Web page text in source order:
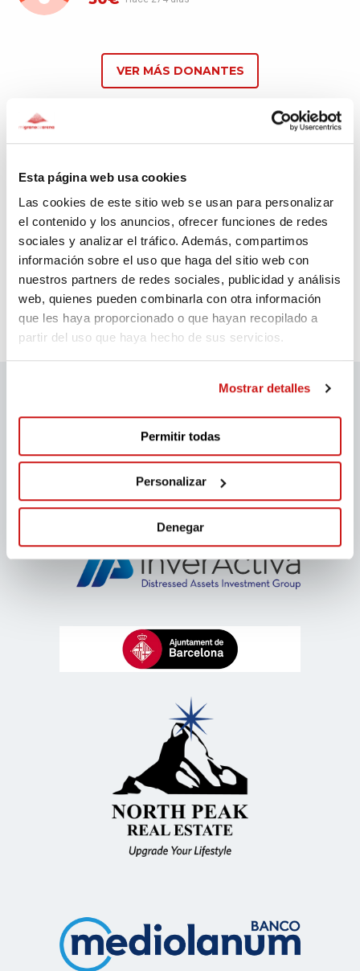
Esta página web usa cookies
Las cookies de este sitio web se usan para personalizar
el contenido y los anuncios, ofrecer funciones de redes
sociales y analizar el tráfico. Además, compartimos
información sobre el uso que haga del sitio web con
nuestros partners de redes sociales, publicidad y análisis
web, quienes pueden combinarla con otra información
que les haya proporcionado o que hayan recopilado a
partir del uso que haya hecho de sus servicios.
Mostrar detalles
Permitir todas
Personalizar
Denegar
VER MÁS DONANTES
Comentarios (1)
Emi Arbó
Sumando juntos paso a paso!!
Patrocinadores migranodearena